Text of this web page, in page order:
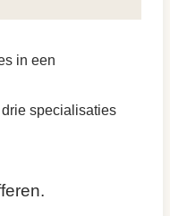
in een
specialisaties